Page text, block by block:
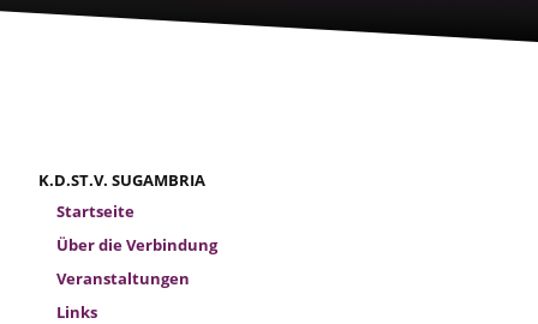
K.D.ST.V. SUGAMBRIA
Startseite
Über die Verbindung
Veranstaltungen
Links